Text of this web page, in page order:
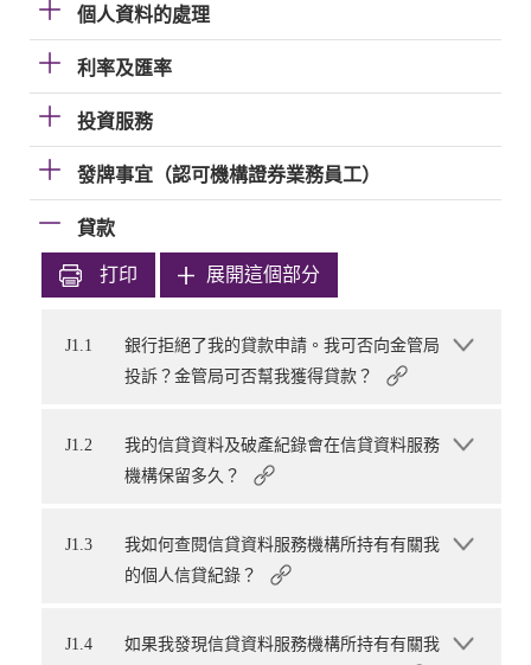
個人資料的處理
利率及匯率
投資服務
發牌事宜（認可機構證券業務員工）
貸款
打印 展開這個部分
J1.1
銀行拒絕了我的貸款申請。我可否向金管局
投訴？金管局可否幫我獲得貸款？
J1.2
我的信貸資料及破產紀錄會在信貸資料服務
機構保留多久？
J1.3
我如何查閱信貸資料服務機構所持有有關我
的個人信貸紀錄？
J1.4
如果我發現信貸資料服務機構所持有有關我